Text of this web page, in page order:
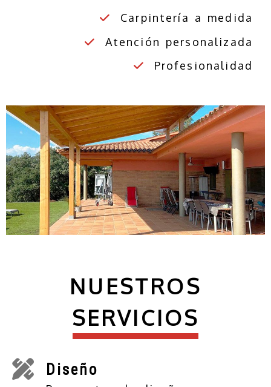
Carpintería a medida
Atención personalizada
Profesionalidad
NUESTROS
SERVICIOS
Diseño